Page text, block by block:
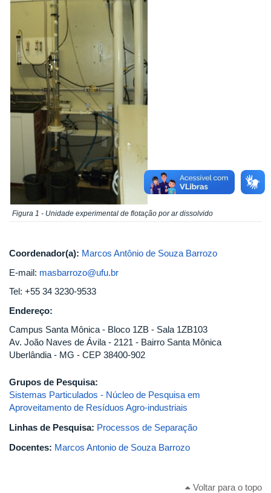
Figura 1 - Unidade experimental de flotação por ar dissolvido
Coordenador(a): Marcos Antônio de Souza Barrozo
E-mail: masbarrozo@ufu.br
Tel: +55 34 3230-9533
Endereço:
Campus Santa Mônica - Bloco 1ZB - Sala 1ZB103
Av. João Naves de Ávila - 2121 - Bairro Santa Mônica
Uberlândia - MG - CEP 38400-902
Grupos de Pesquisa:
Sistemas Particulados - Núcleo de Pesquisa em
Aproveitamento de Resíduos Agro-industriais
Linhas de Pesquisa: Processos de Separação
Docentes: Marcos Antonio de Souza Barrozo
Voltar para o topo